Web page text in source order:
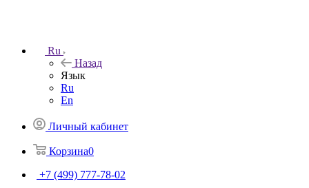
Ru
Назад
Язык
Ru
En
Личный кабинет
Корзина0
+7 (499) 777-78-02